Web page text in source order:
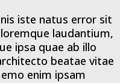
iste natus error sit
laudantium,
ipsa quae ab illo
beatae vitae
enim ipsam